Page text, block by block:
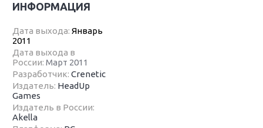
ИНФОРМАЦИЯ
Дата выхода:Январь
2011
Дата выхода в
России:Март 2011
Разработчик:Crenetic
Издатель: HeadUp
Games
Издатель в России:
Akella